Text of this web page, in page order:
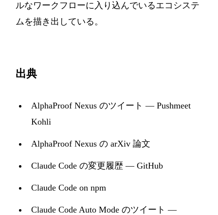
ルなワークフローに入り込んでいるエコシステ
ムを描き出している。
出典
AlphaProof Nexus のツイート — Pushmeet
Kohli
AlphaProof Nexus の arXiv 論文
Claude Code の変更履歴 — GitHub
Claude Code on npm
Claude Code Auto Mode のツイート —